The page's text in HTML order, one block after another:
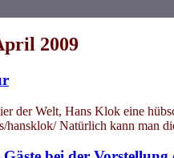
2009
der Welt, Hans Klok eine
Natürlich kann man